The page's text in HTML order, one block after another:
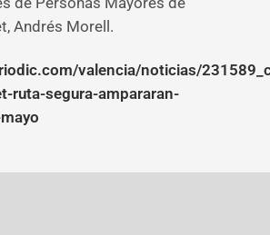
Andrés Morell.
valencia/noticias/
ruta-segura-ampararan-